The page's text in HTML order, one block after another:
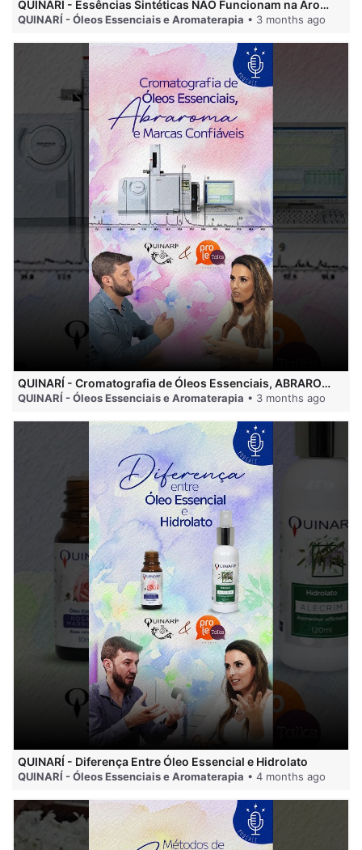
QUINARÍ - Essências Sintéticas NÃO Funcionam na Aromaterapia
QUINARÍ - Óleos Essenciais e Aromaterapia • 3 months ago
QUINARÍ - Cromatografia de Óleos Essenciais, ABRAROMA e Marcas Confiáveis
QUINARÍ - Óleos Essenciais e Aromaterapia • 3 months ago
QUINARÍ - Diferença Entre Óleo Essencial e Hidrolato
QUINARÍ - Óleos Essenciais e Aromaterapia • 4 months ago